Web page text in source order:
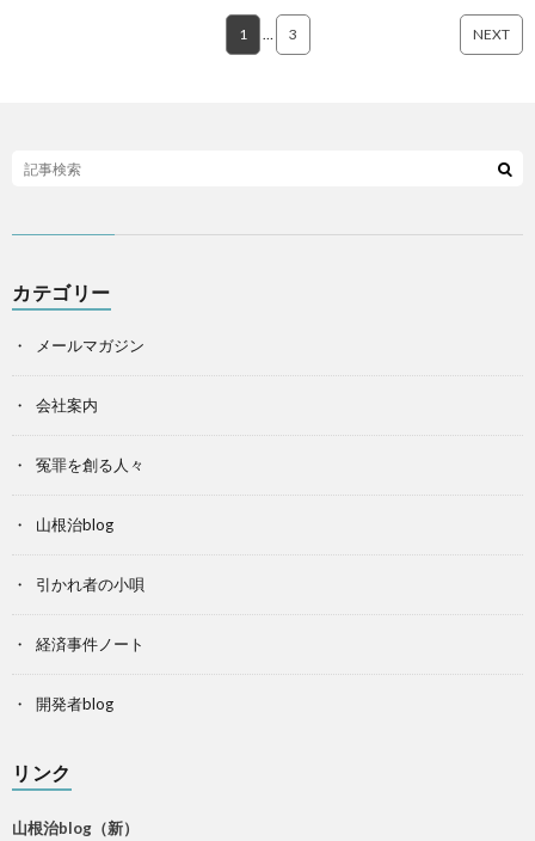
1 … 3 NEXT
カテゴリー
メールマガジン
会社案内
冤罪を創る人々
山根治blog
引かれ者の小唄
経済事件ノート
開発者blog
リンク
山根治blog（新）